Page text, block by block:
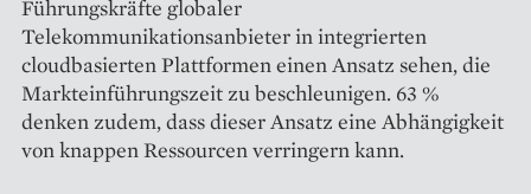
Führungskräfte globaler
Telekommunikationsanbieter in integrierten
cloudbasierten Platt­formen einen Ansatz sehen, die
Markteinführungszeit zu beschleu­nigen. 63 %
denken zudem, dass dieser Ansatz eine Abhängigkeit
von knappen Ressourcen verringern kann.